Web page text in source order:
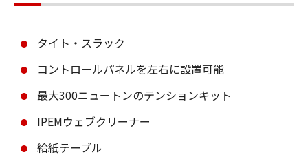
タイト・スラック
コントロールパネルを左右に設置可能
最大300ニュートンのテンションキット
IPEMウェブクリーナー
給紙テーブル